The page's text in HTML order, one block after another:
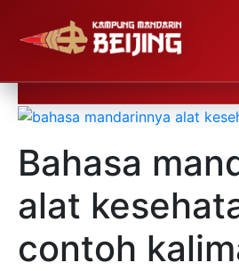
Bahasa
kesehatan
Bahasa
alat
contoh